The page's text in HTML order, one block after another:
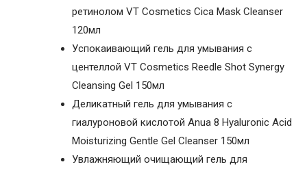
ретинолом VT Cosmetics Cica Mask Cleanser
120мл
Успокаивающий гель для умывания с
центеллой VT Cosmetics Reedle Shot Synergy
Cleansing Gel 150мл
Деликатный гель для умывания с
гиалуроновой кислотой Anua 8 Hyaluronic Acid
Moisturizing Gentle Gel Cleanser 150мл
Увлажняющий очищающий гель для